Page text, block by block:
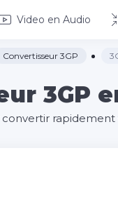
Video en Audio
Convertisseur 3GP
3GP